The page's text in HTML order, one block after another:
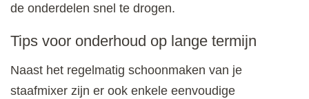
de onderdelen snel te drogen.
Tips voor onderhoud op lange termijn
Naast het regelmatig schoonmaken van je
staafmixer zijn er ook enkele eenvoudige